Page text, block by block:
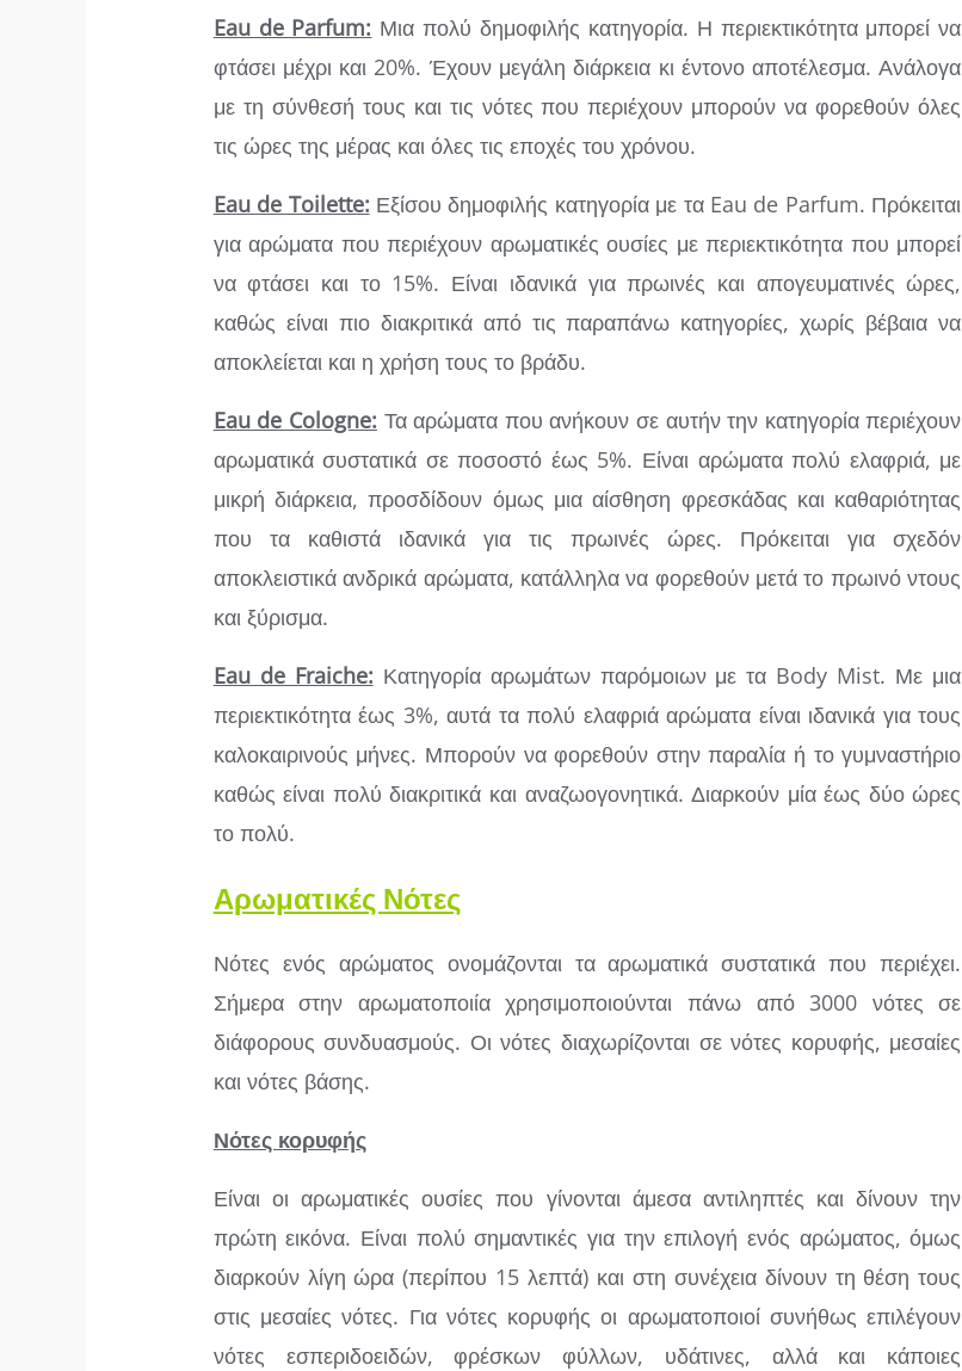
Eau de Parfum: Μια πολύ δημοφιλής κατηγορία. Η περιεκτικότητα μπορεί να
φτάσει μέχρι και 20%. Έχουν μεγάλη διάρκεια κι έντονο αποτέλεσμα. Ανάλογα
με τη σύνθεσή τους και τις νότες που περιέχουν μπορούν να φορεθούν όλες
τις ώρες της μέρας και όλες τις εποχές του χρόνου.
Eau de Toilette: Εξίσου δημοφιλής κατηγορία με τα Eau de Parfum. Πρόκειται
για αρώματα που περιέχουν αρωματικές ουσίες με περιεκτικότητα που μπορεί
να φτάσει και το 15%. Είναι ιδανικά για πρωινές και απογευματινές ώρες,
καθώς είναι πιο διακριτικά από τις παραπάνω κατηγορίες, χωρίς βέβαια να
αποκλείεται και η χρήση τους το βράδυ.
Eau de Cologne: Τα αρώματα που ανήκουν σε αυτήν την κατηγορία περιέχουν
αρωματικά συστατικά σε ποσοστό έως 5%. Είναι αρώματα πολύ ελαφριά, με
μικρή διάρκεια, προσδίδουν όμως μια αίσθηση φρεσκάδας και καθαριότητας
που τα καθιστά ιδανικά για τις πρωινές ώρες. Πρόκειται για σχεδόν
αποκλειστικά ανδρικά αρώματα, κατάλληλα να φορεθούν μετά το πρωινό ντους
και ξύρισμα.
Eau de Fraiche: Κατηγορία αρωμάτων παρόμοιων με τα Body Mist. Με μια
περιεκτικότητα έως 3%, αυτά τα πολύ ελαφριά αρώματα είναι ιδανικά για τους
καλοκαιρινούς μήνες. Μπορούν να φορεθούν στην παραλία ή το γυμναστήριο
καθώς είναι πολύ διακριτικά και αναζωογονητικά. Διαρκούν μία έως δύο ώρες
το πολύ.
Αρωματικές Νότες
Νότες ενός αρώματος ονομάζονται τα αρωματικά συστατικά που περιέχει.
Σήμερα στην αρωματοποιία χρησιμοποιούνται πάνω από 3000 νότες σε
διάφορους συνδυασμούς. Οι νότες διαχωρίζονται σε νότες κορυφής, μεσαίες
και νότες βάσης.
Νότες κορυφής
Είναι οι αρωματικές ουσίες που γίνονται άμεσα αντιληπτές και δίνουν την
πρώτη εικόνα. Είναι πολύ σημαντικές για την επιλογή ενός αρώματος, όμως
διαρκούν λίγη ώρα (περίπου 15 λεπτά) και στη συνέχεια δίνουν τη θέση τους
στις μεσαίες νότες. Για νότες κορυφής οι αρωματοποιοί συνήθως επιλέγουν
νότες εσπεριδοειδών, φρέσκων φύλλων, υδάτινες, αλλά και κάποιες